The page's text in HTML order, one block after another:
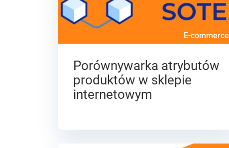
E-commerce
Porównywarka atrybutów
produktów w sklepie
internetowym